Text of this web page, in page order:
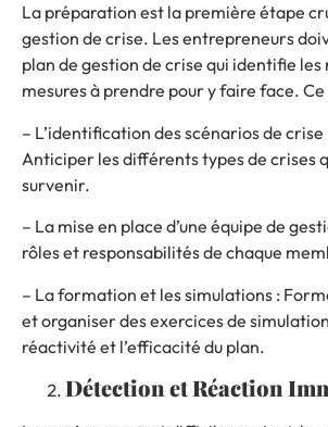
La préparation est la première étape
gestion de crise. Les entrepreneurs
plan de gestion de crise qui identifie les
mesures à prendre pour y faire face.
– L’identification des scénarios de crise
Anticiper les différents types de crises
survenir.
– La mise en place d’une équipe de
rôles et responsabilités de chaque
– La formation et les simulations :
et organiser des exercices de
réactivité et l’efficacité du plan.
Détection et Réaction